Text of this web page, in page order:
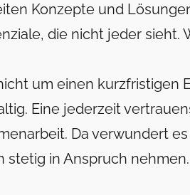
Konzepte und
die nicht jeder sieht.
um einen kurzfristigen
Eine jederzeit
Da verwundert
stetig in Anspruch nehmen.